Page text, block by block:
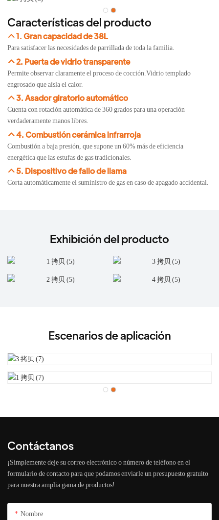
Características del producto
1. Gran capacidad de 38L
Para satisfacer las necesidades de parrillada de toda la familia.
2. Puerta de vidrio transparente
Permite observar claramente el proceso de cocción.Vidrio templado
engrosado que aísla el calor.
3. Asador giratorio automático
Cuenta con rotación automática de 360 ​​grados para una operación
verdaderamente manos libres.
4. Combustión cerámica infrarroja
Combustión a baja presión, que supone un 60% más de eficiencia
energética que las estufas de gas tradicionales.
5. Dispositivo de fallo de llama
Corta automáticamente el suministro de gas en caso de apagado accidental.
Exhibición del producto
Escenarios de aplicación
Contáctanos
¡Simplemente deje su correo electrónico o número de teléfono en el
formulario de contacto para que podamos enviarle un presupuesto gratuito
para nuestra amplia gama de productos!
Nombre